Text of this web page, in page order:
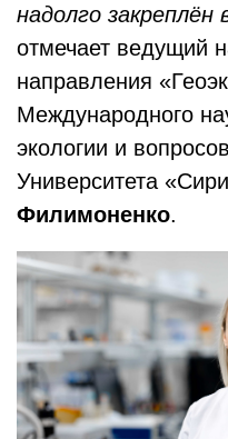
надолго закреплён
отмечает ведущий
направления
Международного
экологии и
Университета
Филимоненко.